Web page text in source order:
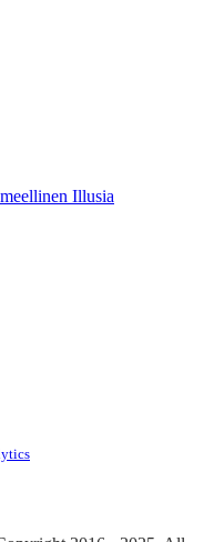
Illusia